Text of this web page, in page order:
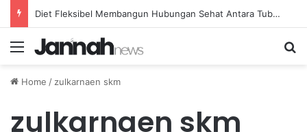
Diet Fleksibel Membangun Hubungan Sehat Antara Tubuh dan Makanan Sehari-hari
Menu
Home / zulkarnaen skm
zulkarnaen skm